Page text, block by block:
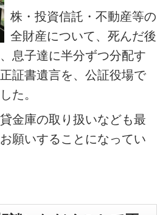
株・投資信託・不動産等の
全財産について、死んだ後
息子達に半分ずつ分配す
証書遺言を、公証役場で
た。
金庫の取り扱いなども最
願いすることになってい